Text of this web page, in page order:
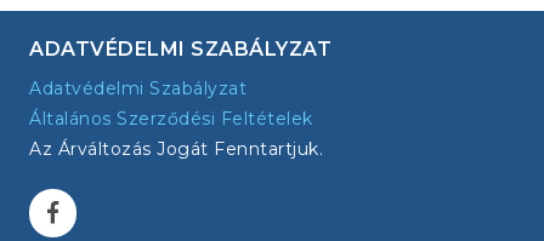
ADATVÉDELMI SZABÁLYZAT
Adatvédelmi Szabályzat
Általános Szerződési Feltételek
Az Árváltozás Jogát Fenntartjuk.